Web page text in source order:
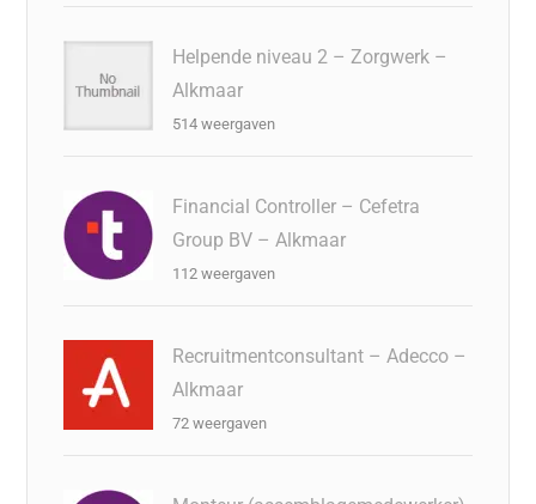
Helpende niveau 2 – Zorgwerk –
Alkmaar
514 weergaven
Financial Controller – Cefetra
Group BV – Alkmaar
112 weergaven
Recruitmentconsultant – Adecco –
Alkmaar
72 weergaven